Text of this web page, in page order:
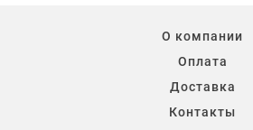
О компании
Оплата
Доставка
Контакты